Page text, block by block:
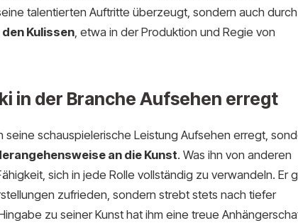
talentierten Auftritte überzeugt, sondern auch durch
Kulissen, etwa in der Produktion und Regie von
in der Branche Aufsehen erregt
seine schauspielerische Leistung Aufsehen erregt,
an die Kunst. Was ihn von anderen
sich in jede Rolle vollständig zu verwandeln. Er
zufrieden, sondern strebt stets nach tiefer
zu seiner Kunst hat ihm eine treue